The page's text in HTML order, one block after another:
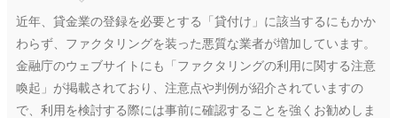
近年、貸金業の登録を必要とする「貸付け」に該当するにもかか
わらず、ファクタリングを装った悪質な業者が増加しています。
金融庁のウェブサイトにも「ファクタリングの利用に関する注意
喚起」が掲載されており、注意点や判例が紹介されていますの
で、利用を検討する際には事前に確認することを強くお勧めしま